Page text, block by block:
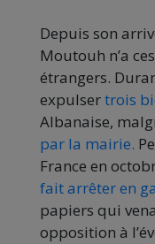
Depuis son
Moutouh n’a
étrangers.
expulsertrois
Albanaise,
par la mairie.
France en
fait arrêter en
papiers qui
opposition à